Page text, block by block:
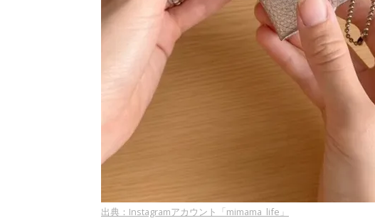
出典：Instagramアカウント「mimama_life」